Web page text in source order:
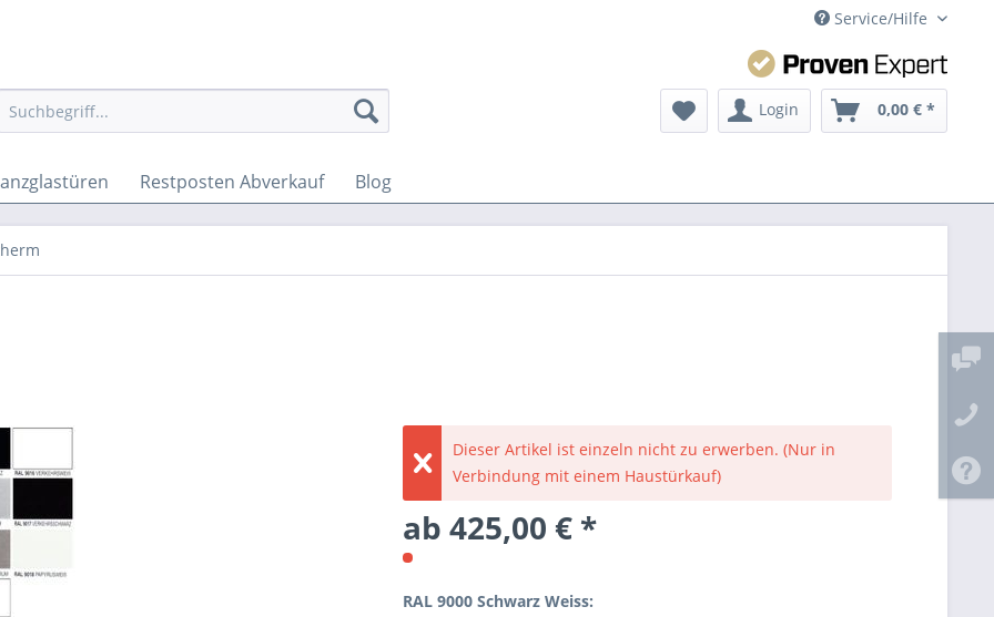
Service/Hilfe
Login 0,00 € *
Restposten Abverkauf Blog
Dieser Artikel ist einzeln nicht zu erwerben. (Nur in
Verbindung mit einem Haustürkauf)
ab 425,00 € *
RAL 9000 Schwarz Weiss: